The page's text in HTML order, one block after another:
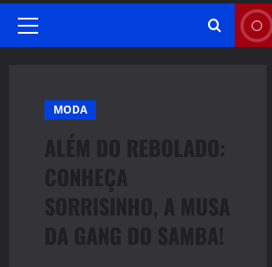
Primary
MODA
ALÉM DO REBOLADO:
CONHEÇA
SORRISINHO, A MUSA
DA GANG DO SAMBA!